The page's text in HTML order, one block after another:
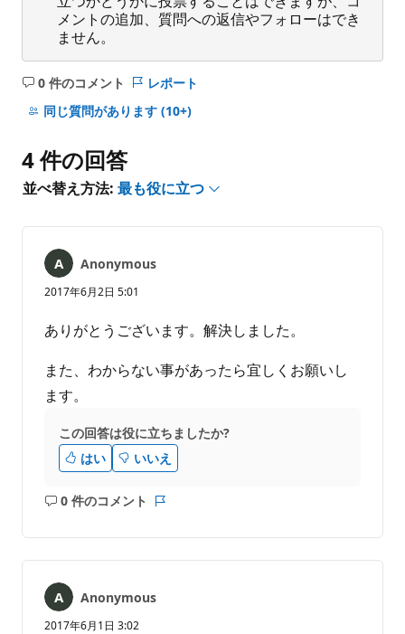
メントの追加、質問への返信やフォローはでき
ません。
0 件のコメント
コ
メ
は
あ
ま
ん
レポート
同じ質問があります (10+)
4 件の回答
並べ替え方法: 最も役に立つ
Anonymous
2017年6月2日 5:01
ありがとうございます。解決しました。
また、わからない事があったら宜しくお願いし
ます。
この回答は役に立ちましたか?
はい
いいえ
0 件のコメント
コ
ト
あ
り
ト
Anonymous
2017年6月1日 3:02